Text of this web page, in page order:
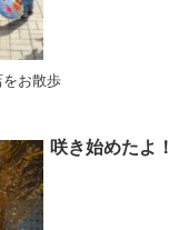
をお散歩
咲き始めたよ！